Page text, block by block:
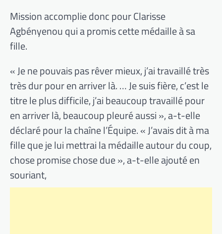
Mission accomplie donc pour Clarisse
Agbényenou qui a promis cette médaille à sa
fille.
« Je ne pouvais pas rêver mieux, j’ai travaillé très
très dur pour en arriver là. … Je suis fière, c’est le
titre le plus difficile, j’ai beaucoup travaillé pour
en arriver là, beaucoup pleuré aussi », a-t-elle
déclaré pour la chaîne l’Équipe. « J’avais dit à ma
fille que je lui mettrai la médaille autour du coup,
chose promise chose due », a-t-elle ajouté en
souriant,